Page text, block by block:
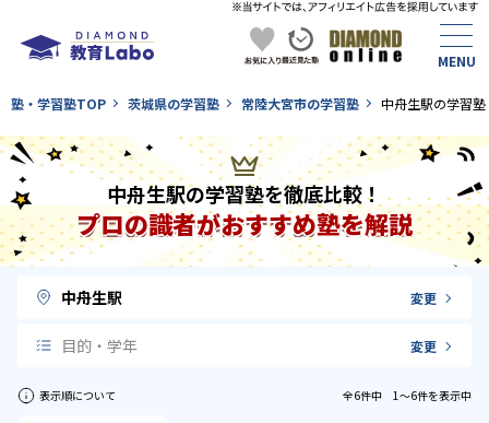
塾・学習塾TOP 茨城県の学習塾 常陸大宮市の学習塾 中舟生駅の学習塾
中舟生駅の学習塾を徹底比較！
プロの識者がおすすめ塾を解説
中舟生駅 変更
目的・学年 変更
表示順について 全6件中 1〜6件を表示中